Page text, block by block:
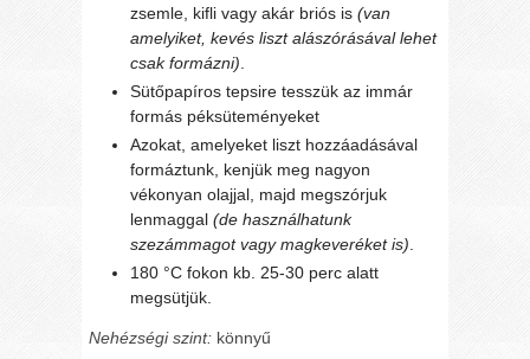
zsemle, kifli vagy akár briós is(van
amelyiket, kevés liszt alászórásával lehet
csak formázni).
Sütőpapíros tepsire tesszük az immár
formás péksüteményeket
Azokat, amelyeket liszt hozzáadásával
formáztunk, kenjük meg nagyon
vékonyan olajjal, majd megszórjuk
lenmaggal(de használhatunk
szezámmagot vagy magkeveréket is).
180 °C fokon kb. 25-30 perc alatt
megsütjük.
Nehézségi szint: könnyű